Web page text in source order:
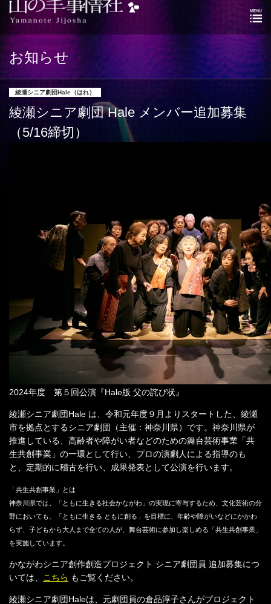
お知らせ
綾瀬シニア劇団Hale（はれ）
綾瀬シニア劇団 Hale メンバー追加募集
（5/16締切）
2024年度 第５回公演『Hale版 父の詫び状』
綾瀬シニア劇団Hale は、令和元年度９⽉よりスタートした、綾瀬
市を拠点とするシニア劇団（主催：神奈川県）です。神奈川県が
推進している、⾼齢者や障がい者などのための舞台芸術事業「共
⽣共創事業」の⼀環として⾏い、プロの演劇⼈による指導のも
と、定期的に稽古を⾏い、成果発表として公演を⾏います。
「共生共創事業」とは
神奈川県では、「ともに生きる社会かながわ」の実現に寄与するため、文化芸術の分
野においても、「ともに生きる ともに創る」を目標に、年齢や障がいなどにかかわ
らず、子どもから大人まで全ての人が、舞台芸術に参加し楽しめる「共生共創事業」
を実施しています。
かながわシニア創作創造プロジェクト シニア劇団員 追加募集につ
いては、
こちら もご覧ください。
綾瀬シニア劇団Haleは、元劇団員の倉品淳子さんがプロジェクト